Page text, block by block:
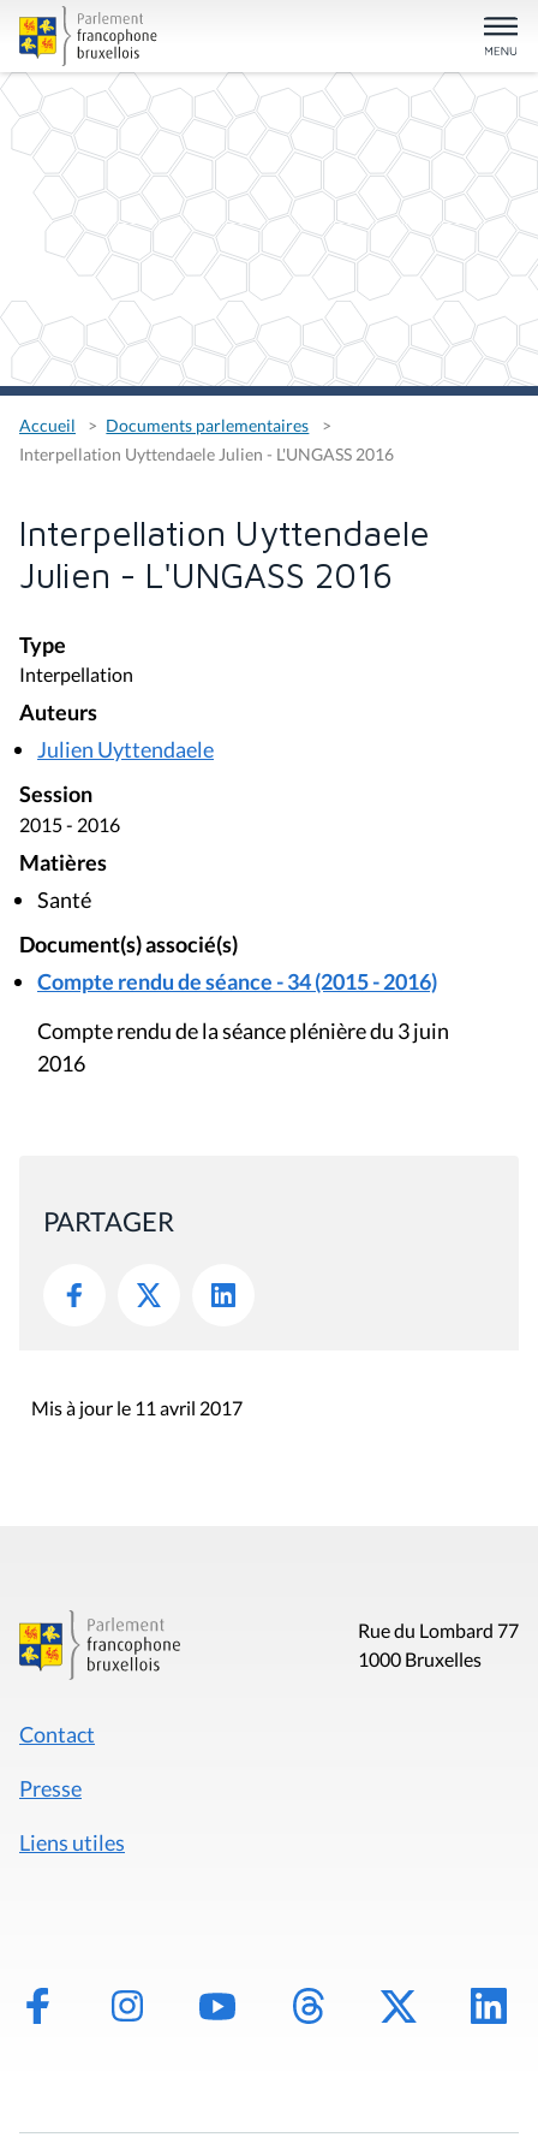
Accueil
Documents parlementaires
Interpellation Uyttendaele Julien - L'UNGASS 2016
Interpellation Uyttendaele
Julien - L'UNGASS 2016
Type
Interpellation
Auteurs
Julien Uyttendaele
Session
2015 - 2016
Matières
Santé
Document(s) associé(s)
Compte rendu de séance - 34 (2015 - 2016)
Compte rendu de la séance plénière du 3 juin
2016
PARTAGER
Mis à jour le 11 avril 2017
Rue du Lombard 77
1000 Bruxelles
Contact
Presse
Liens utiles